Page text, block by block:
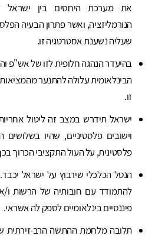
את מערכת היחסים בין ישראל
הנורמליזציה, ואשר פתרון הבעיה
שעליה נשענת אסטרטגיה זו.
בהיעדר הנהגה חלופית לזו של אש"פ
הבינלאומית עלולה להתנער
זו.
ישראל תידרש במצב זה ליטול
וישובים פלסטיניים, שהיו
פלסטינית, על העול התקציבי הכרוך
הנטל הכלכלי שירבוץ על ישראל
להתמודד עם חובותיה של הרשות ו/
פיננסיים בינלאומיים לספק לה אשראי.
תלובה מלחמת ההתשה הרב-זירתית